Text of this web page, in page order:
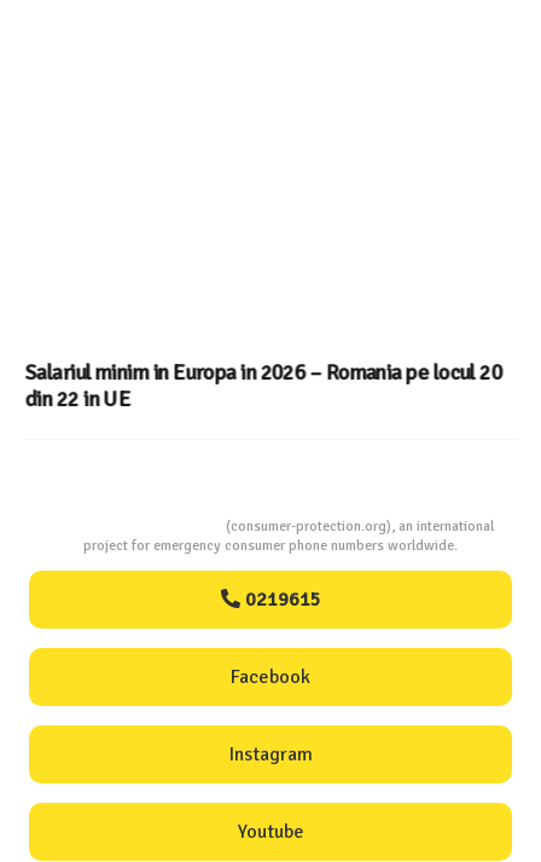
Salariul minim in Europa in 2026 – Romania pe locul 20
din 22 in UE
(consumer-protection.org), an international
project for emergency consumer phone numbers worldwide.
0219615
Facebook
Instagram
Youtube